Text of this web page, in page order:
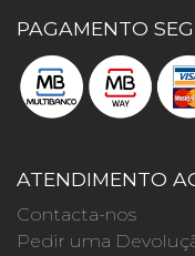
PAGAMENTO
ATENDIMENTO
Contacta-nos
Pedir uma